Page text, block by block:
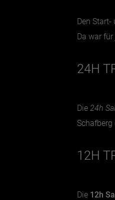
Den
Da war
24H
Die 24h
Schafberg
12H
Die 12h